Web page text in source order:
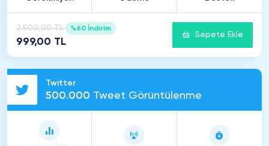
2.500,00 TL %60 İndirim
999,00 TL
Sepete Ekle
Twitter
500.000 Tweet Görüntülenme